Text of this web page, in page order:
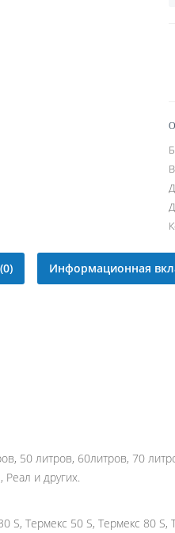
Информационная
50 литров, 60литров, 70
и других.
Термекс 50 S, Термекс 80